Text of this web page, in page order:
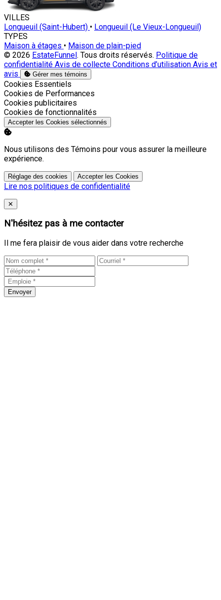
VILLES
Longueuil (Saint-Hubert) • Longueuil (Le Vieux-Longueuil)
TYPES
Maison à étages • Maison de plain-pied
© 2026 EstateFunnel. Tous droits réservés. Politique de
confidentialité Avis de collecte Conditions d’utilisation Avis et
avis
Gérer mes témoins
Activer
Cookies Essentiels
Activer
Cookies de Performances
Activer
Cookies publicitaires
Activer
Cookies de fonctionnalités
Accepter les Cookies sélectionnés
Nous utilisons des Témoins pour vous assurer la meilleure
expérience.
Réglage des cookies Accepter les Cookies
Lire nos politiques de confidentialité
Close
✕
N'hésitez pas à me contacter
Il me fera plaisir de vous aider dans votre recherche
Envoyer